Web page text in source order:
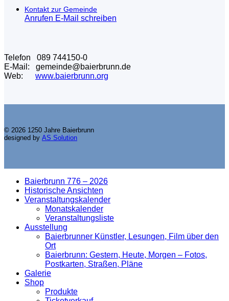
Kontakt zur Gemeinde
Anrufen E-Mail schreiben
Telefon 089 744150-0
E-Mail: gemeinde@baierbrunn.de
Web: www.baierbrunn.org
© 2026 1250 Jahre Baierbrunn
designed by AS Solution
Baierbrunn 776 – 2026
Historische Ansichten
Veranstaltungskalender
Monatskalender
Veranstaltungsliste
Ausstellung
Baierbrunner Künstler, Lesungen, Film über den
Ort
Baierbrunn: Gestern, Heute, Morgen – Fotos,
Postkarten, Straßen, Pläne
Galerie
Shop
Produkte